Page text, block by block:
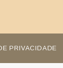
PRIVACIDADE